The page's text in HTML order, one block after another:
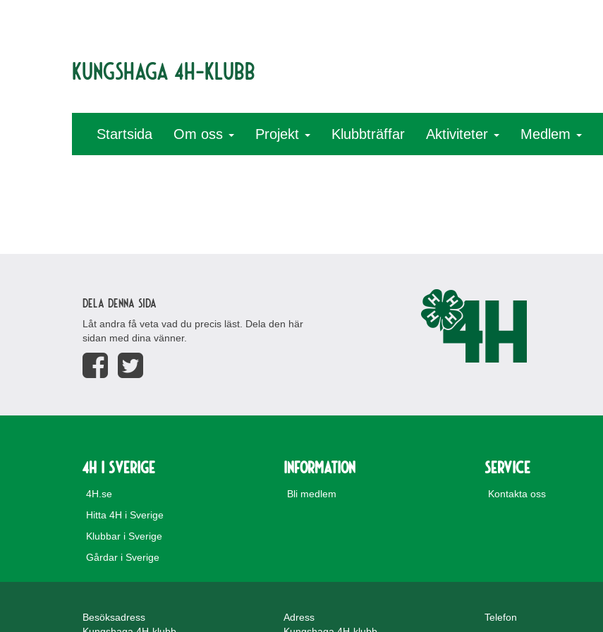
Kungshaga 4H-klubb
Startsida Om oss Projekt Klubbträffar Aktiviteter Medlem
Dela denna sida
Låt andra få veta vad du precis läst. Dela den här
sidan med dina vänner.
4H i Sverige
4H.se
Hitta 4H i Sverige
Klubbar i Sverige
Gårdar i Sverige
Information
Bli medlem
Service
Kontakta oss
Besöksadress
Adress
Telefon